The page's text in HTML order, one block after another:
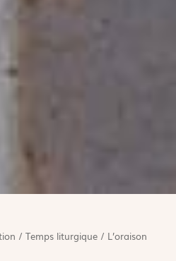
/Temps liturgique / L’oraison